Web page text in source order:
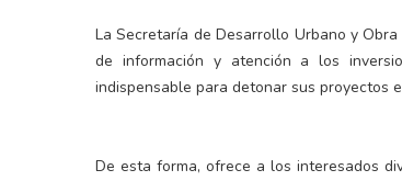
La Secretaría de Desarrollo Urbano y
de información y atención a los
indispensable para detonar sus proyectos
De esta forma, ofrece a los interesados